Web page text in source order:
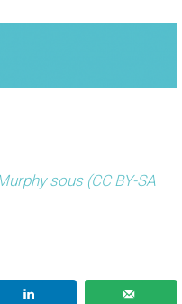
sous (CC BY-SA